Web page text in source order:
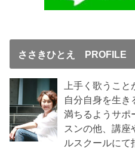
ささきひとえ PROFILE
上手く歌うこ
自分自身を生き
満ちるようサポ
スンの他、講座
ルスクールにて